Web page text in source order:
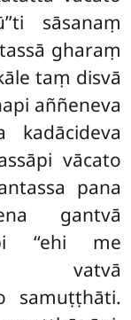
sāsanaṃ
gharaṃ
taṃ disvā
aññeneva
kadācideva
vācato
pana
gantvā
‘‘ehi me
vatvā
samuṭṭhāti.